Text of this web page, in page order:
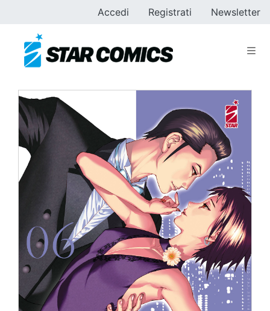
Accedi Registrati Newsletter